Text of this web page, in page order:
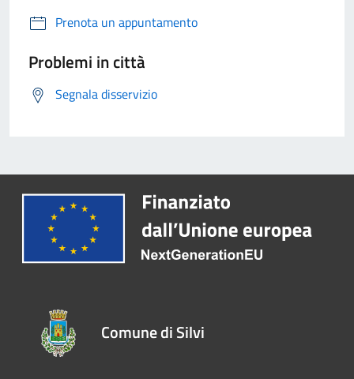
Prenota un appuntamento
Problemi in città
Segnala disservizio
Comune di Silvi